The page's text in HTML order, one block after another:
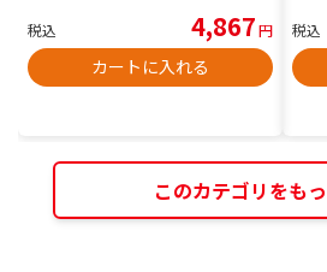
税込 4,867円
カートに入れる
税込
このカテゴリをも